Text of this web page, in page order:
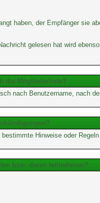
haben, der Empfänger sie
gelesen hat wird
die Mitgliederliste?
nach Benutzername, nach
Hinweise oder
bzw. daran teilnehmen?